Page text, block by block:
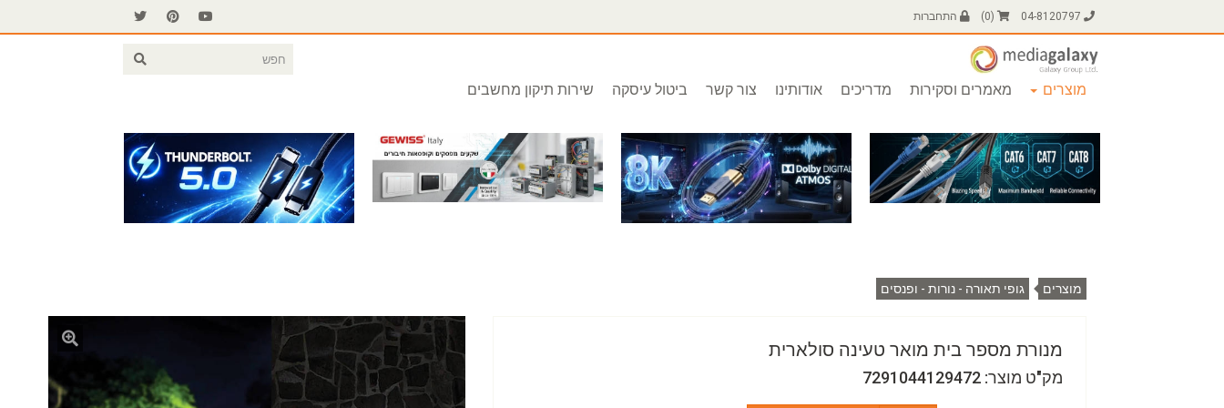
04-8120797
(
0
) התחברות
מוצרים מאמרים וסקירות מדריכים אודותינו צור קשר ביטול עיסקה שירות תיקון מחשבים
מוצרים גופי תאורה - נורות - ופנסים
מנורת מספר בית מואר טעינה סולארית
מק"ט מוצר: 7291044129472